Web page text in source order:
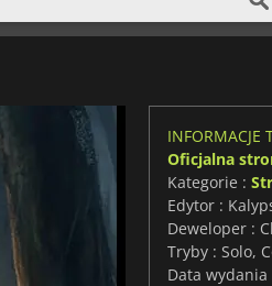
INFORMACJE
Oficjalna
Kategorie :
Edytor :
Deweloper :
Tryby : Solo,
Data